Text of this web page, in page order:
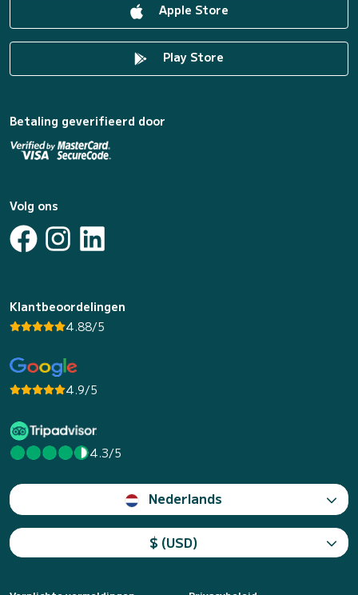
Apple Store
Play Store
Betaling geverifieerd door
Volg ons
Klantbeoordelingen
4.88/5
4.9/5
4.3/5
Nederlands
$ (USD)